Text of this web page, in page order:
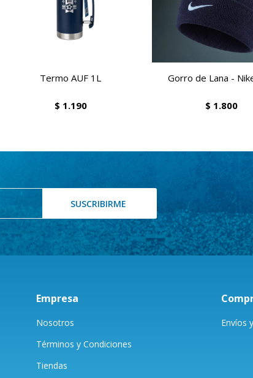
Termo AUF 1L
$ 1.190
Gorro de Lana -
$ 1.800
SUSCRIBIRME
Empresa
Nosotros
Términos y Condiciones
Tiendas
Envíos